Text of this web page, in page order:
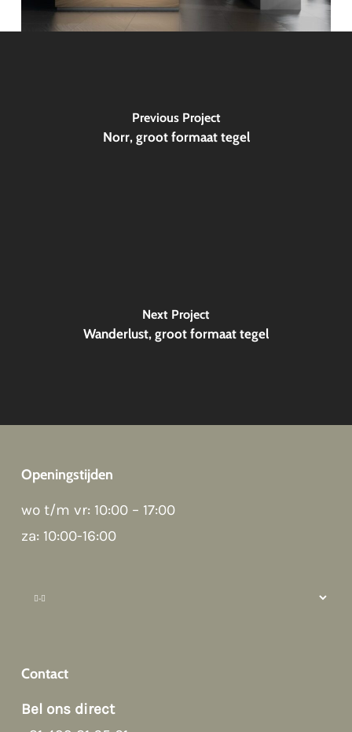
Previous Project
Norr, groot formaat tegel
Next Project
Wanderlust, groot formaat tegel
Openingstijden
wo t/m vr: 10:00 – 17:00
za: 10:00-16:00
Contact
Bel ons direct